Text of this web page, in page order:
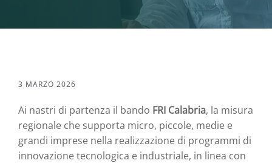
3 MARZO 2026
Ai nastri di partenza il bando FRI Calabria, la misura
regionale che supporta micro, piccole, medie e
grandi imprese nella realizzazione di programmi di
innovazione tecnologica e industriale, in linea con